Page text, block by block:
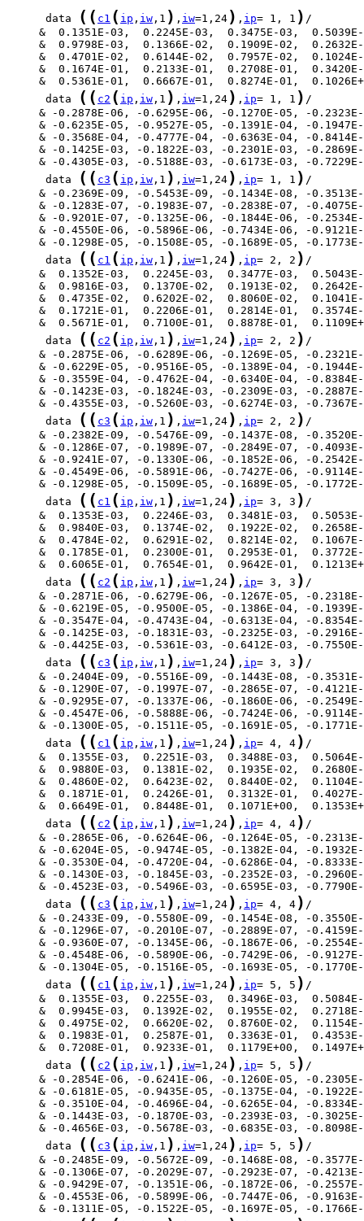
      data
( ( c1 ( ip , iw ,1 ) , iw=1,24 ) , ip= 1, 1 )
      data
( ( c2 ( ip , iw ,1 ) , iw=1,24 ) , ip= 1, 1 )
      data
( ( c3 ( ip , iw ,1 ) , iw=1,24 ) , ip= 1, 1 )
      data
( ( c1 ( ip , iw ,1 ) , iw=1,24 ) , ip= 2, 2 )
      data
( ( c2 ( ip , iw ,1 ) , iw=1,24 ) , ip= 2, 2 )
      data
( ( c3 ( ip , iw ,1 ) , iw=1,24 ) , ip= 2, 2 )
      data
( ( c1 ( ip , iw ,1 ) , iw=1,24 ) , ip= 3, 3 )
      data
( ( c2 ( ip , iw ,1 ) , iw=1,24 ) , ip= 3, 3 )
      data
( ( c3 ( ip , iw ,1 ) , iw=1,24 ) , ip= 3, 3 )
      data
( ( c1 ( ip , iw ,1 ) , iw=1,24 ) , ip= 4, 4 )
      data
( ( c2 ( ip , iw ,1 ) , iw=1,24 ) , ip= 4, 4 )
      data
( ( c3 ( ip , iw ,1 ) , iw=1,24 ) , ip= 4, 4 )
      data
( ( c1 ( ip , iw ,1 ) , iw=1,24 ) , ip= 5, 5 )
      data
( ( c2 ( ip , iw ,1 ) , iw=1,24 ) , ip= 5, 5 )
      data
( ( c3 ( ip , iw ,1 ) , iw=1,24 ) , ip= 5, 5 )